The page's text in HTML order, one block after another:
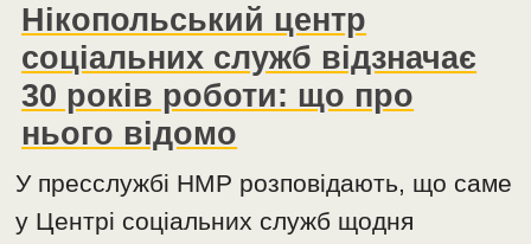
Нікопольський центр
соціальних служб відзначає
30 років роботи: що про
нього відомо
У пресслужбі НМР розповідають, що саме
у Центрі соціальних служб щодня